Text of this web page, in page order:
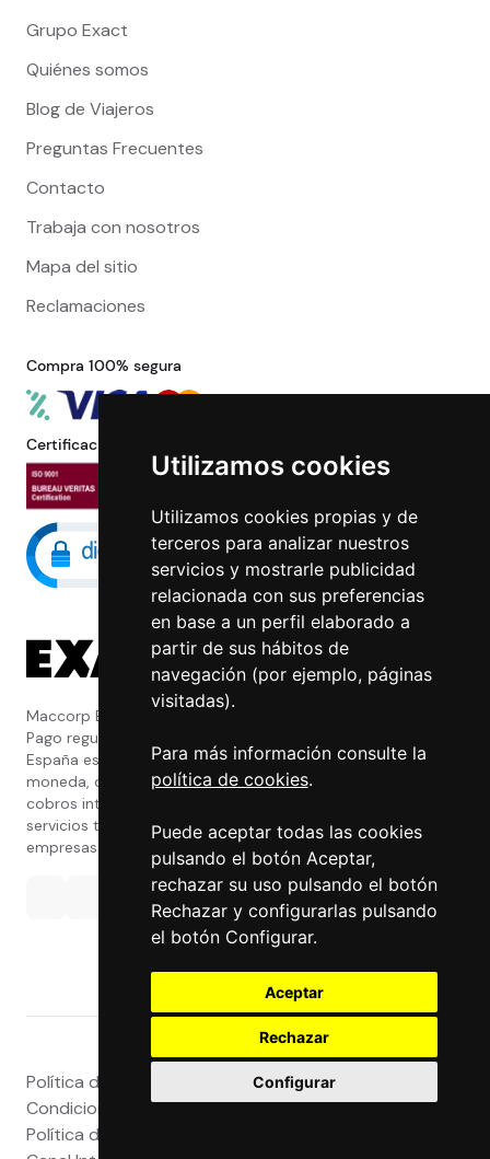
Utilizamos cookies
Utilizamos cookies propias y de
terceros para analizar nuestros
servicios y mostrarle publicidad
relacionada con sus preferencias
en base a un perfil elaborado a
partir de sus hábitos de
navegación (por ejemplo, páginas
visitadas).
Para más información consulte la
política de cookies.
Puede aceptar todas las cookies
pulsando el botón Aceptar,
rechazar su uso pulsando el botón
Rechazar y configurarlas pulsando
el botón Configurar.
Aceptar
Rechazar
Configurar
Grupo Exact
Quiénes somos
Blog de Viajeros
Preguntas Frecuentes
Contacto
Trabaja con nosotros
Mapa del sitio
Reclamaciones
Compra 100% segura
Certificaciones
Maccorp Exact Change es una Entidad de
Pago regulada y con licencia del Banco de
España especializada en cambio de
moneda, divisas, transferencias, pagos y
cobros internacionales que presta estos
servicios tanto a particulares como a
empresas.
Política de privacidad Atención al Cliente
Condiciones de uso web
| Tablón de Anuncios
Política de Cookies